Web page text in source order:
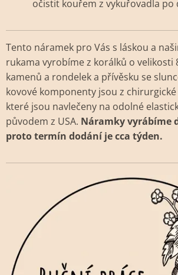
očistit kouřem z vykuřovadla po
Tento náramek pro Vás s láskou a
rukama vyrobíme z korálků o
kamenů a rondelek a přívěsku se
kovové komponenty jsou z
které jsou navlečeny na odolné
původem z USA. Náramky vyrábíme
proto termín dodání je cca týden.